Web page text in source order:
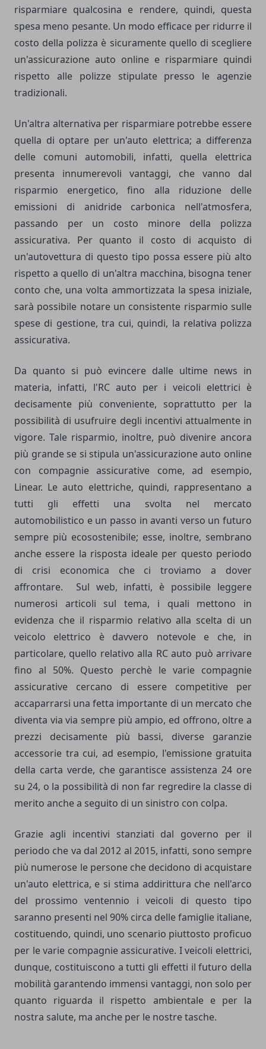
risparmiare qualcosina e rendere, quindi, questa
spesa meno pesante. Un modo efficace per ridurre il
costo della polizza è sicuramente quello di scegliere
un'assicurazione auto online e risparmiare quindi
rispetto alle polizze stipulate presso le agenzie
tradizionali.
Un'altra alternativa per risparmiare potrebbe essere
quella di optare per un'auto elettrica; a differenza
delle comuni automobili, infatti, quella elettrica
presenta innumerevoli vantaggi, che vanno dal
risparmio energetico, fino alla riduzione delle
emissioni di anidride carbonica nell'atmosfera,
passando per un costo minore della polizza
assicurativa. Per quanto il costo di acquisto di
un'autovettura di questo tipo possa essere più alto
rispetto a quello di un'altra macchina, bisogna tener
conto che, una volta ammortizzata la spesa iniziale,
sarà possibile notare un consistente risparmio sulle
spese di gestione, tra cui, quindi, la relativa polizza
assicurativa.
Da quanto si può evincere dalle ultime news in
materia, infatti, l'RC auto per i veicoli elettrici è
decisamente più conveniente, soprattutto per la
possibilità di usufruire degli incentivi attualmente in
vigore. Tale risparmio, inoltre, può divenire ancora
più grande se si stipula un'assicurazione auto online
con compagnie assicurative come, ad esempio,
Linear. Le auto elettriche, quindi, rappresentano a
tutti gli effetti una svolta nel mercato
automobilistico e un passo in avanti verso un futuro
sempre più ecosostenibile; esse, inoltre, sembrano
anche essere la risposta ideale per questo periodo
di crisi economica che ci troviamo a dover
affrontare. Sul web, infatti, è possibile leggere
numerosi articoli sul tema, i quali mettono in
evidenza che il risparmio relativo alla scelta di un
veicolo elettrico è davvero notevole e che, in
particolare, quello relativo alla RC auto può arrivare
fino al 50%. Questo perchè le varie compagnie
assicurative cercano di essere competitive per
accaparrarsi una fetta importante di un mercato che
diventa via via sempre più ampio, ed offrono, oltre a
prezzi decisamente più bassi, diverse garanzie
accessorie tra cui, ad esempio, l'emissione gratuita
della carta verde, che garantisce assistenza 24 ore
su 24, o la possibilità di non far regredire la classe di
merito anche a seguito di un sinistro con colpa.
Grazie agli incentivi stanziati dal governo per il
periodo che va dal 2012 al 2015, infatti, sono sempre
più numerose le persone che decidono di acquistare
un'auto elettrica, e si stima addirittura che nell'arco
del prossimo ventennio i veicoli di questo tipo
saranno presenti nel 90% circa delle famiglie italiane,
costituendo, quindi, uno scenario piuttosto proficuo
per le varie compagnie assicurative. I veicoli elettrici,
dunque, costituiscono a tutti gli effetti il futuro della
mobilità garantendo immensi vantaggi, non solo per
quanto riguarda il rispetto ambientale e per la
nostra salute, ma anche per le nostre tasche.